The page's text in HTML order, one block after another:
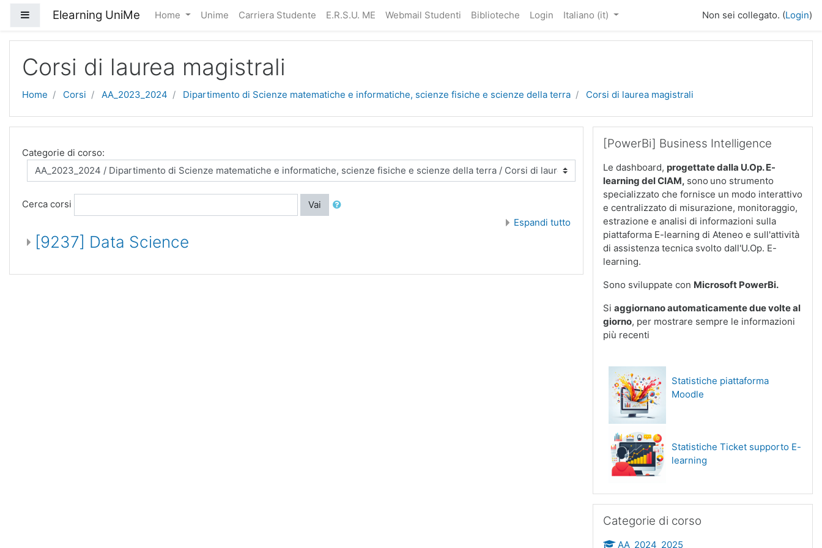
Pannello laterale
Elearning UniMe Home Unime Carriera Studente E.R.S.U. ME Webmail Studenti Biblioteche Login Italiano ‎(it)‎ Non sei collegato. (Login)
Corsi di laurea magistrali
Home Corsi AA_2023_2024 Dipartimento di Scienze matematiche e informatiche, scienze fisiche e scienze della terra Corsi di laurea magistrali
Categorie di corso:
Cerca corsi
Vai
Espandi tutto
[9237] Data Science
[PowerBi] Business Intelligence
Le dashboard, progettate dalla U.Op. E-
learning del CIAM, sono uno strumento
specializzato che fornisce un modo interattivo
e centralizzato di misurazione, monitoraggio,
estrazione e analisi di informazioni sulla
piattaforma E-learning di Ateneo e sull'attività
di assistenza tecnica svolto dall'U.Op. E-
learning.
Sono sviluppate con Microsoft PowerBi.
Si aggiornano automaticamente due volte al
giorno, per mostrare sempre le informazioni
più recenti
Statistiche piattaforma
Moodle
Statistiche Ticket supporto E-
learning
Categorie di corso
AA_2024_2025